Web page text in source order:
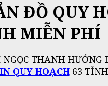
ĐỒ QUY
MIỄN PHÍ
NGỌC THANH HƯỚNG
QUY HOẠCH63